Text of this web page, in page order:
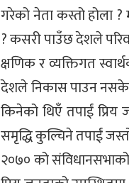
गरेको नेता कस्तो होला
? कसरी पाउँछ देशले
क्षणिक र व्यक्तिगत
देशले निकास पाउन
किनेको थिएँ तपाईं
समृद्धि कुल्चिने तपाईं
२०७० को